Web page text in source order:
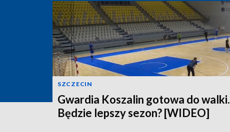
SZCZECIN
Gwardia Koszalin gotowa do walki.
Będzie lepszy sezon? [WIDEO]